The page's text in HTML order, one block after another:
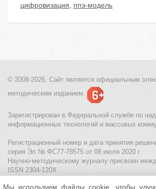
цифровизация, ппэ-модель
© 2008-2026, Сайт является официальным
методическим изданием.
Зарегистрирован в Федеральной службе по
информационных технологий и массовых
Регистрационный номер и дата принятия
серия Эл № ФС77-78575 от 08 июля 2020 г
Научно-методическому журналу присвоен
ISSN 2304-120X
Мы используем файлы cookie, чтобы